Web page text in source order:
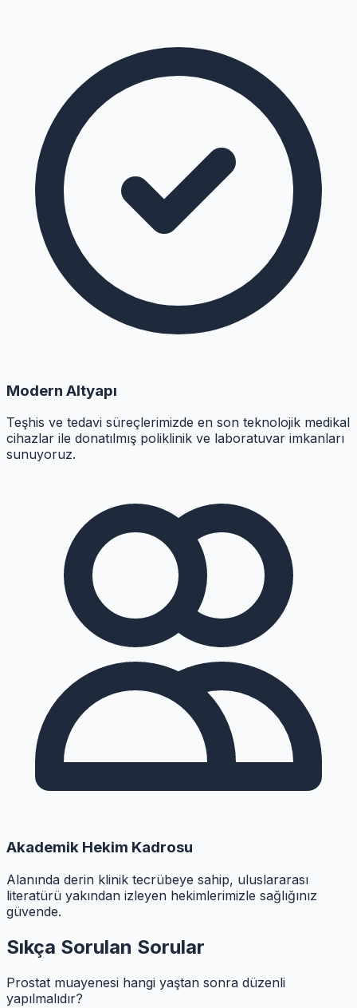
Modern Altyapı
Teşhis ve tedavi süreçlerimizde en son teknolojik medikal
cihazlar ile donatılmış poliklinik ve laboratuvar imkanları
sunuyoruz.
Akademik Hekim Kadrosu
Alanında derin klinik tecrübeye sahip, uluslararası
literatürü yakından izleyen hekimlerimizle sağlığınız
güvende.
Sıkça Sorulan Sorular
Prostat muayenesi hangi yaştan sonra düzenli
yapılmalıdır?